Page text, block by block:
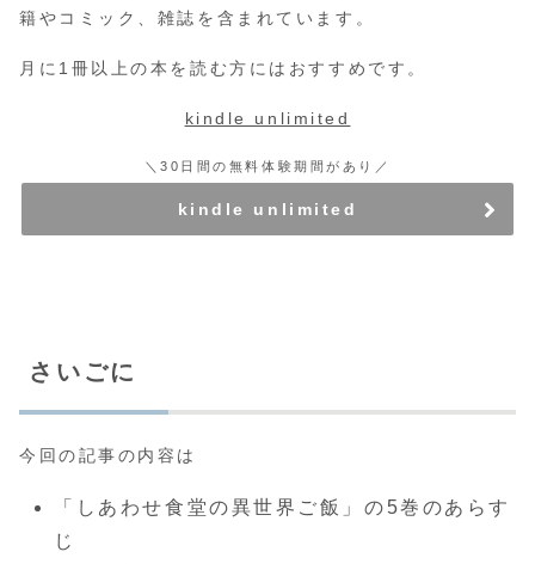
籍やコミック、雑誌を含まれています。
月に1冊以上の本を読む方にはおすすめです。
kindle unlimited
＼30日間の無料体験期間があり／
kindle unlimited
さいごに
今回の記事の内容は
「しあわせ食堂の異世界ご飯」の5巻のあらす
じ